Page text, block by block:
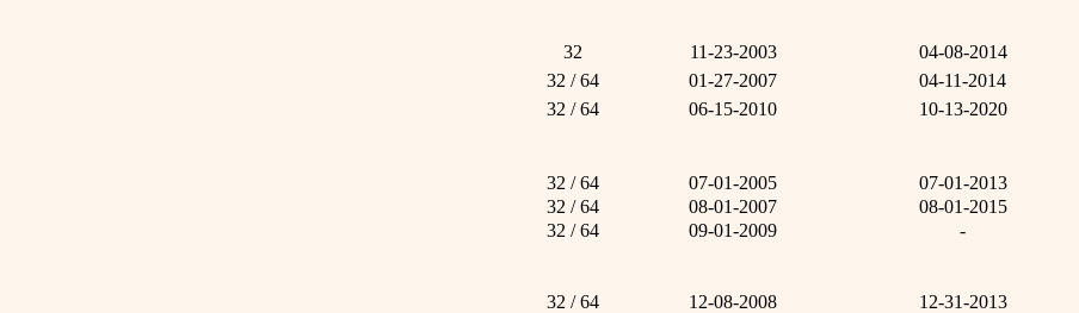
32 11-23-2003
04-08-2014
32 / 64 01-27-2007
04-11-2014
32 / 64 06-15-2010 10-13-2020
32 / 64 07-01-2005
07-01-2013
32 / 64 08-01-2007
08-01-2015
32 / 64 09-01-2009 -
32 / 64 12-08-2008
12-31-2013